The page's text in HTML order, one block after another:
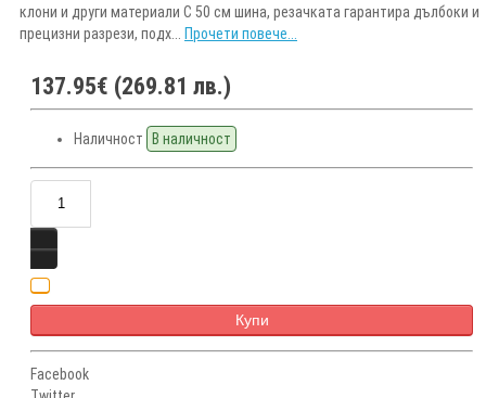
клони и други материали С 50 см шина, резачката гарантира дълбоки и
прецизни разрези, подх... Прочети повече...
137.95€ (269.81 лв.)
Наличност В наличност
Купи
Facebook